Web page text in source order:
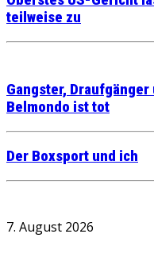
teilweise zu
Gangster,
Belmondo ist tot
Der Boxsport und ich
7. August 2026